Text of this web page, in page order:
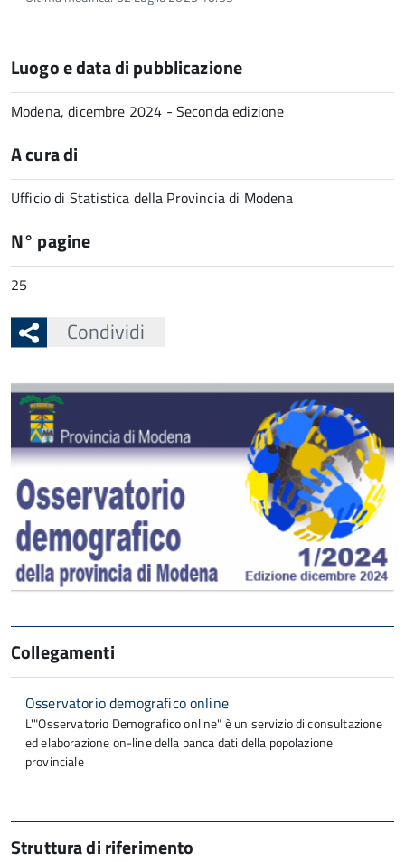
Luogo e data di pubblicazione
Modena, dicembre 2024 - Seconda edizione
A cura di
Ufficio di Statistica della Provincia di Modena
N° pagine
25
Condividi
Collegamenti
Osservatorio demografico online
L'"Osservatorio Demografico online" è un servizio di consultazione
ed elaborazione on-line della banca dati della popolazione
provinciale
Struttura di riferimento